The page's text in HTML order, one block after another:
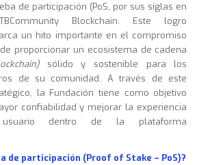
de participación (PoS, por sus siglas en
Blockchain. Este logro
un hito importante en el compromiso
proporcionar un ecosistema de cadena
sólido y sostenible para los
de su comunidad. A través de este
la Fundación tiene como objetivo
confiabilidad y mejorar la experiencia
dentro de la plataforma
de participación (Proof of Stake – PoS)?